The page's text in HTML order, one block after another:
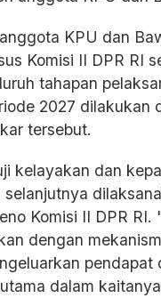
KPU dan
Komisi II DPR RI
tahapan
2027 dilakukan
tersebut.
kelayakan dan
Komisi II DPR
dengan
dalam